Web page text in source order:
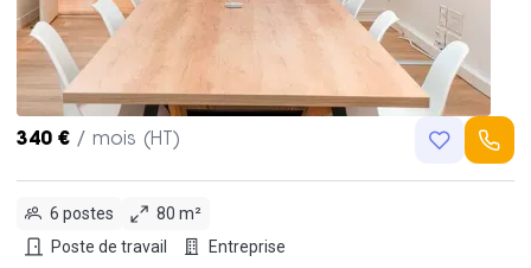
340 € / mois (HT)
6 postes
80 m²
Poste de travail
Entreprise